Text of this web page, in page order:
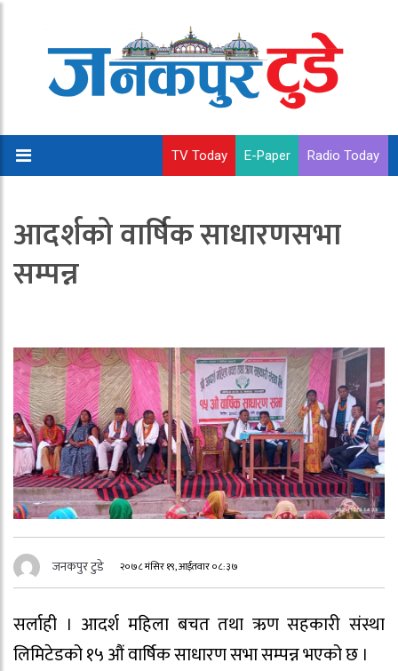
TV Today E-Paper Radio Today
आदर्शको वार्षिक साधारणसभा
सम्पन्न
जनकपुर टुडे २०७८ मंसिर १९, आईतवार ०८:३७
सर्लाही । आदर्श महिला बचत तथा ऋण सहकारी संस्था
लिमिटेडको १५ औं वार्षिक साधारण सभा सम्पन्न भएको छ ।